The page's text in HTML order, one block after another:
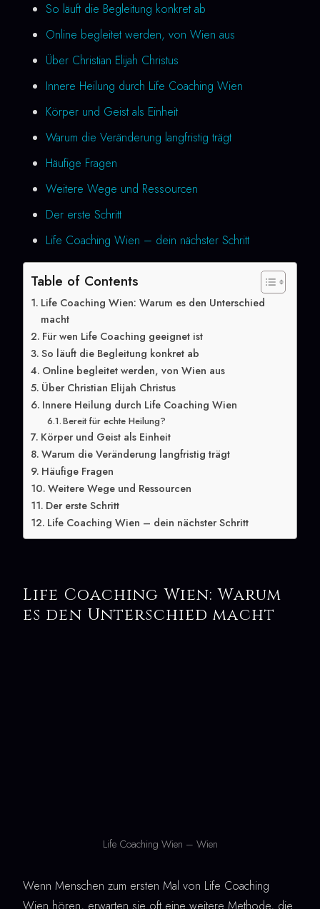
So läuft die Begleitung konkret ab
Online begleitet werden, von Wien aus
Über Christian Elijah Christus
Innere Heilung durch Life Coaching Wien
Körper und Geist als Einheit
Warum die Veränderung langfristig trägt
Häufige Fragen
Weitere Wege und Ressourcen
Der erste Schritt
Life Coaching Wien – dein nächster Schritt
Table of Contents
Life Coaching Wien: Warum es den Unterschied
macht
Für wen Life Coaching geeignet ist
So läuft die Begleitung konkret ab
Online begleitet werden, von Wien aus
Über Christian Elijah Christus
Innere Heilung durch Life Coaching Wien
Bereit für echte Heilung?
Körper und Geist als Einheit
Warum die Veränderung langfristig trägt
Häufige Fragen
Weitere Wege und Ressourcen
Der erste Schritt
Life Coaching Wien – dein nächster Schritt
Life Coaching Wien: Warum
es den Unterschied macht
Life Coaching Wien – Wien
Wenn Menschen zum ersten Mal von Life Coaching